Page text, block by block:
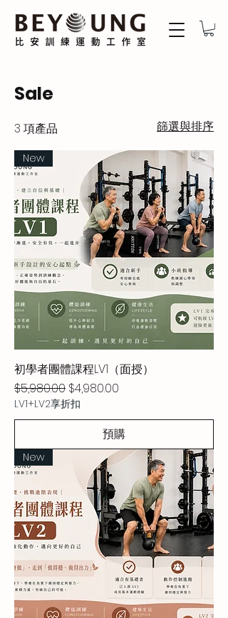
Sale
3 項產品 篩選與排序
New
初學者團體課程LV1（面授）
一般價格
$5,980.00 促銷價格
$4,980.00
LV1+LV2享折扣
預購
New